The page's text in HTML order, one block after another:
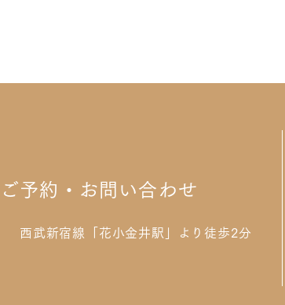
ご予約・お問い合わせ
西武新宿線「花小金井駅」より徒歩2分